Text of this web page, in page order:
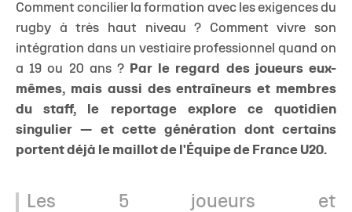
Comment concilier la formation avec les exigences du
rugby à très haut niveau ? Comment vivre son
intégration dans un vestiaire professionnel quand on
a 19 ou 20 ans ?
Par le regard des joueurs eux-
mêmes, mais aussi des entraîneurs et membres
du staff, le reportage explore ce quotidien
singulier — et cette génération dont certains
portent déjà le maillot de l'Équipe de France U20.
Les 5 joueurs et